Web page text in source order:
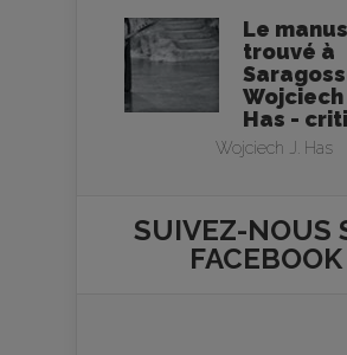
Le
trouvé à
Wojciech
Has -
Wojciech J. Has
SUIVEZ-NOUS
FACEBOOK